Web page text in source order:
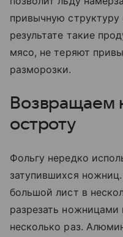
привычную
результате такие
мясо, не теряют
разморозки.
Возвращаем
остроту
Фольгу нередко
затупившихся
большой лист в
разрезать ножницами
несколько раз.